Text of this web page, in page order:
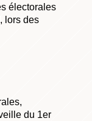
électorales
lors des
du 1er